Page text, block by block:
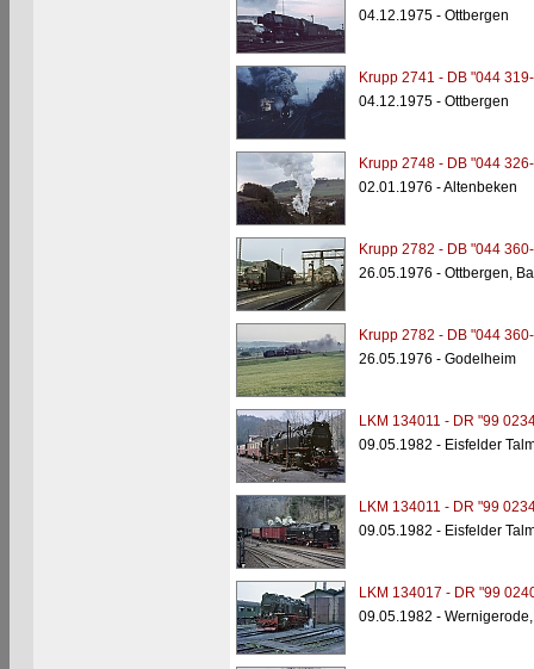
04.12.1975 - Ottbergen
Krupp 2741 - DB "044
04.12.1975 - Ottbergen
Krupp 2748 - DB "044
02.01.1976 - Altenbeken
Krupp 2782 - DB "044
26.05.1976 - Ottbergen,
Krupp 2782 - DB "044
26.05.1976 - Godelheim
LKM 134011 - DR "99
09.05.1982 - Eisfelder
LKM 134011 - DR "99
09.05.1982 - Eisfelder
LKM 134017 - DR "99
09.05.1982 -